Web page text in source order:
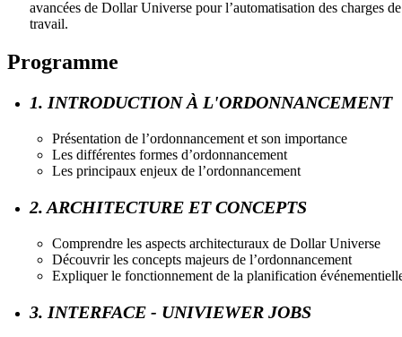
avancées de Dollar Universe pour l’automatisation des charges de
travail.
Programme
1. INTRODUCTION À L'ORDONNANCEMENT
Présentation de l’ordonnancement et son importance
Les différentes formes d’ordonnancement
Les principaux enjeux de l’ordonnancement
2. ARCHITECTURE ET CONCEPTS
Comprendre les aspects architecturaux de Dollar Universe
Découvrir les concepts majeurs de l’ordonnancement
Expliquer le fonctionnement de la planification
3. INTERFACE - UNIVIEWER JOBS